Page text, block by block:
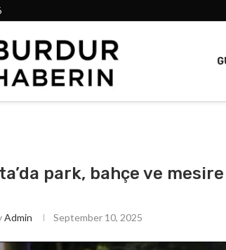
park, bahçe ve
Admin September 10, 2025